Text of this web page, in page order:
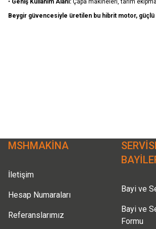
• Geniş Kullanım Alanı: Çapa makineleri, tarım
Beygir güvencesiyle üretilen bu hibrit motor, güçlü
Ürün fiyatı diğer sitelerden daha pahalı.
Bu ürüne benzer farklı alternatifler olmalı.
MSHMAKİNA
İletişim
Hesap Numaraları
Referanslarımız
Bayi ve
Bayi ve
Formu